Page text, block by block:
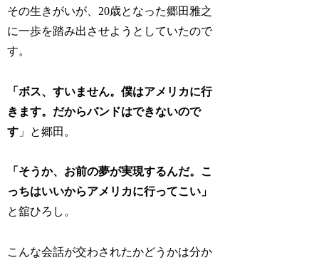
その生きがいが、20歳となった郷田雅之
に一歩を踏み出させようとしていたので
す。
「ボス、すいません。僕はアメリカに行
きます。だからバンドはできないので
す 」と郷田。
「そうか、お前の夢が実現するんだ。こ
っちはいいからアメリカに行ってこい」
と舘ひろし。
こんな会話が交わされたかどうかは分か